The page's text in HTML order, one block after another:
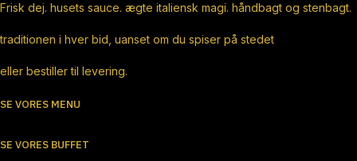
Frisk dej. husets sauce. ægte italiensk magi. håndbagt og stenbagt.
traditionen i hver bid, uanset om du spiser på stedet
eller bestiller til levering.
SE VORES MENU
SE VORES BUFFET